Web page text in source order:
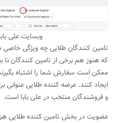
وبسایت علی
تامین کنندگان طلایی چه ویژگی
که هنوز هم برخی از تامین کنندگان نا
ممکن است سفارش شما را اشتباه
ایجاد کنند. عرضه کننده طلایی عنوانی
و فروشندگان منتخب در علی بابا است.
عضویت در بخش تامین کننده طلایی